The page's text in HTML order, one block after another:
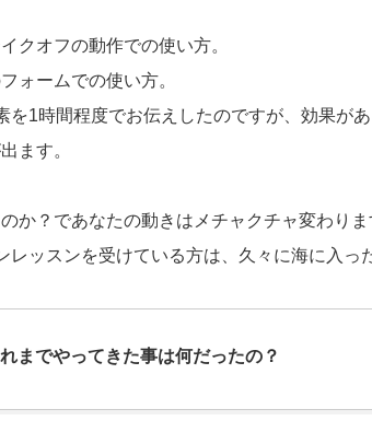
クオフの動作での使い方。
ォームでの使い方。
を1時間程度でお伝えしたのですが、効果が
ます。
か？であなたの動きはメチャクチャ変わりま
レッスンを受けている方は、久々に海に入っ
までやってきた事は何だったの？